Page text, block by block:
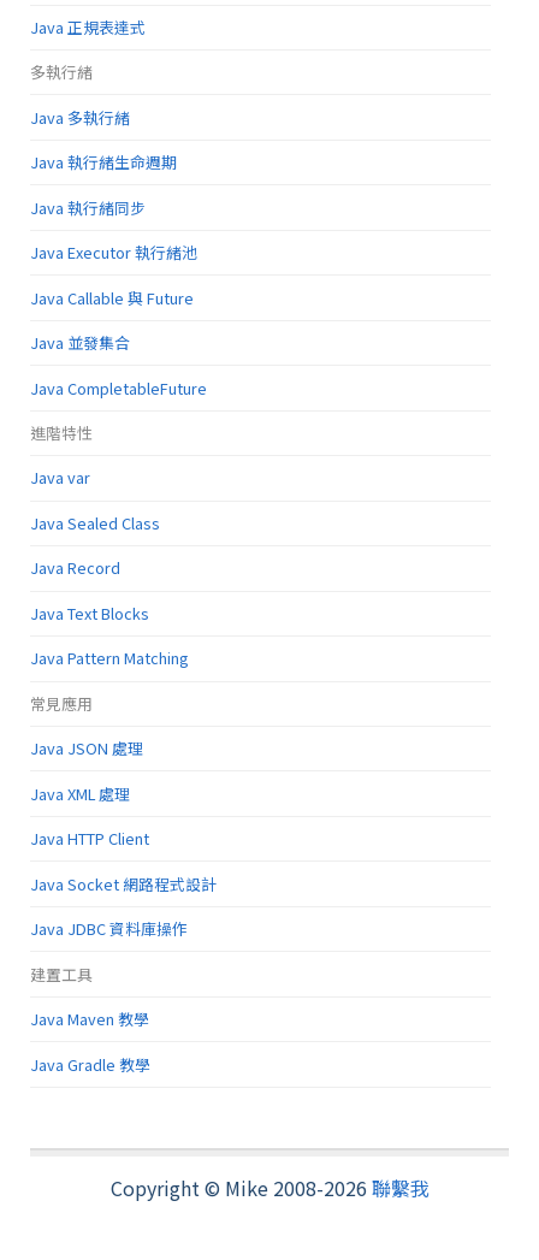
Java 正規表達式
多執行緒
Java 多執行緒
Java 執行緒生命週期
Java 執行緒同步
Java Executor 執行緒池
Java Callable 與 Future
Java 並發集合
Java CompletableFuture
進階特性
Java var
Java Sealed Class
Java Record
Java Text Blocks
Java Pattern Matching
常見應用
Java JSON 處理
Java XML 處理
Java HTTP Client
Java Socket 網路程式設計
Java JDBC 資料庫操作
建置工具
Java Maven 教學
Java Gradle 教學
Copyright © Mike 2008-2026 聯繫我